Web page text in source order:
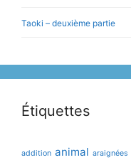
Taoki – deuxième partie
Étiquettes
addition animal araignées